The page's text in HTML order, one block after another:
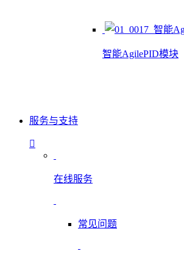
智能AgilePID模块
服务与支持
在线服务
常见问题